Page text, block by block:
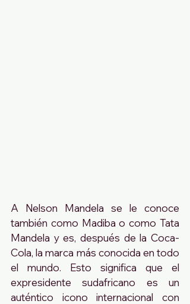
A Nelson Mandela se le conoce
también como Madiba o como Tata
Mandela y es, después de la Coca-
Cola, la marca más conocida en todo
el mundo. Esto significa que el
expresidente sudafricano es un
auténtico icono internacional con